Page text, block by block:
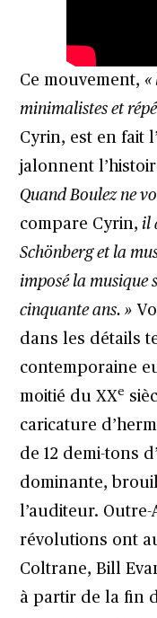
Ce mouvement, «
minimalistes et
Cyrin, est en fait
jalonnent
Quand Boulez ne
compare Cyrin, il
Schönberg et la
imposé la musique
cinquante ans. »
dans les détails
contemporaine
moitié du XXe
caricature
de 12 demi-tons
dominante,
l’auditeur.
révolutions ont
Coltrane, Bill
à partir de la fin